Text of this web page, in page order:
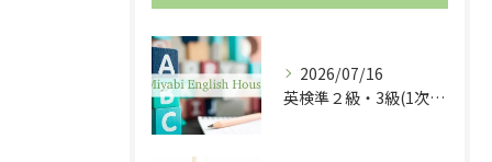
2026/07/16
英検準２級・3級(1次試験)・５級に合格しました！